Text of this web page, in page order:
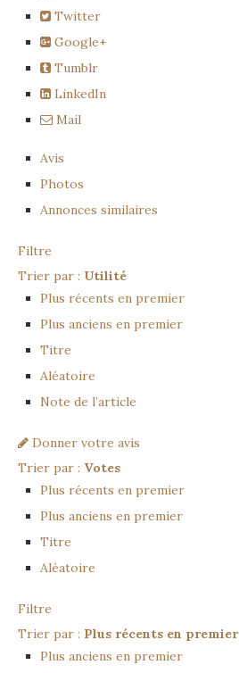
Twitter
Google+
Tumblr
LinkedIn
Mail
Avis
Photos
Annonces similaires
Filtre
Trier par : Utilité
Plus récents en premier
Plus anciens en premier
Titre
Aléatoire
Note de l’article
Donner votre avis
Trier par : Votes
Plus récents en premier
Plus anciens en premier
Titre
Aléatoire
Filtre
Trier par : Plus récents en premier
Plus anciens en premier